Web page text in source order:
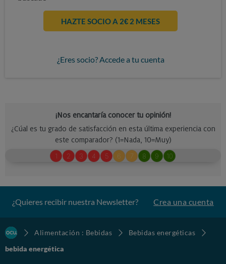
HAZTE SOCIO A 2€ 2 MESES
¿Eres socio? Accede a tu cuenta
¿Quieres recibir nuestra Newsletter? Crea una cuenta
Alimentación : Bebidas
Bebidas energéticas
bebida energética